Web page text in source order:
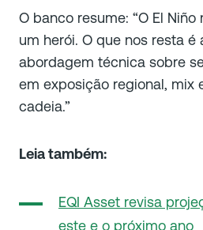
O banco resume: “O El
um herói. O que nos resta
abordagem técnica sobre
em exposição regional, mix
cadeia.”
Leia também:
EQI Asset revisa
este e o próximo ano